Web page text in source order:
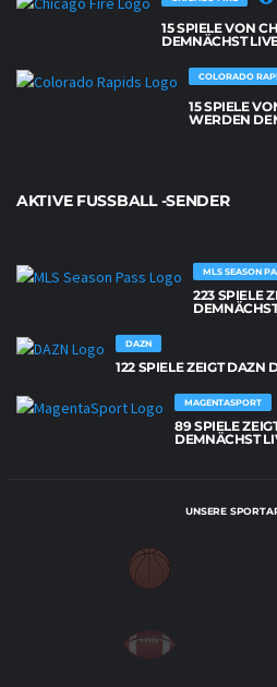
15 SPIELE VON
DEMNÄCHST
COLORADO
15 SPIELE
WERDEN
AKTIVE FUSSBALL -SENDER
MLS SEASON
223 SPIELE
DAZN
122 SPIELE ZEIGT DAZN
MAGENTASPORT
89 SPIELE
DEMNÄCHST
UNSERE